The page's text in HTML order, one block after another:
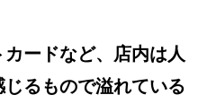
ードなど、店内は人
るもので溢れている